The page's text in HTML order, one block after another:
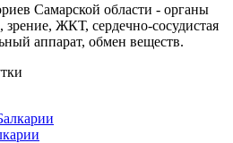
Самарской области - органы
зрение, ЖКТ, сердечно-сосудистая
аппарат, обмен веществ.